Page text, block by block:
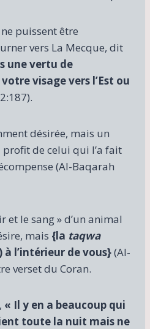
puissent être
vers La Mecque, dit
une vertu de
visage vers l’Est ou
désirée, mais un
de celui qui l’a fait
(Al-Baqarah
et le sang » d’un animal
mais {la taqwa
à l’intérieur de vous}(Al-
verset du Coran.
« Il y en a beaucoup qui
toute la nuit mais ne